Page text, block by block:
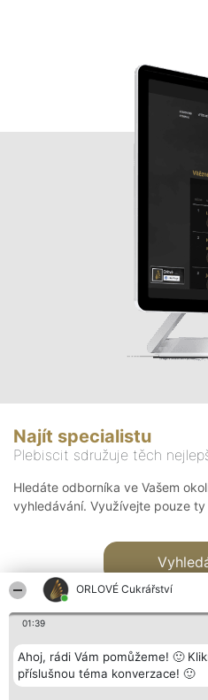
ORLOVÉ Cukrářství
01:39
Ahoj, rádi Vám pomůžeme! 🙂
příslušnou téma konverzace! 🙂
Najít specialistu
Plebiscit sdružuje těch
Hledáte odborníka ve Vašem
vyhledávání. Využívejte pouze